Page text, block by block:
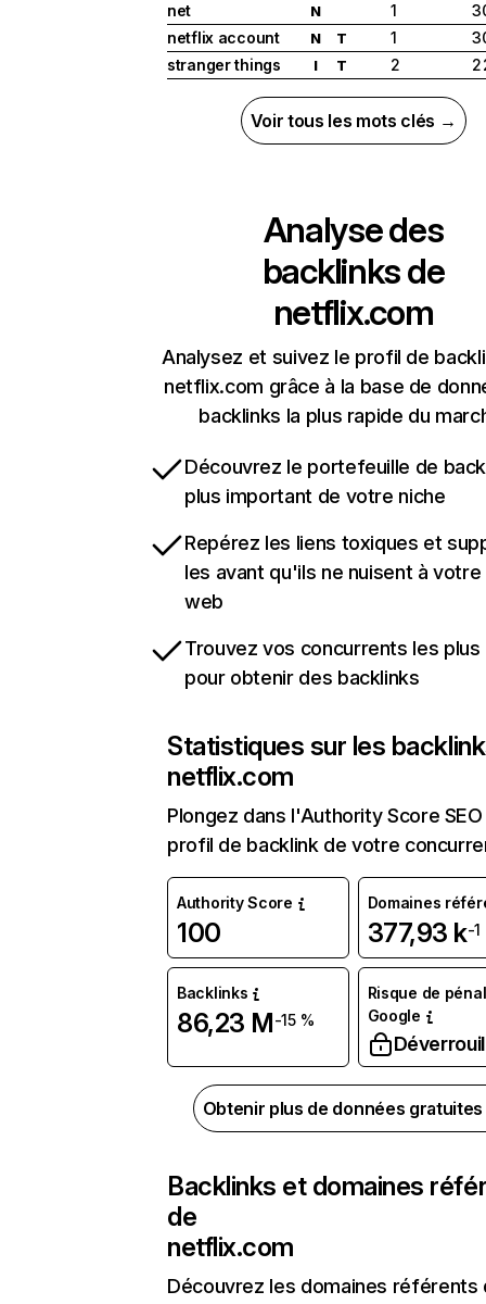
net
N 1
netflix account
N T 1
stranger things
I T 2 2
Voir tous les mots clés →
Analyse des
backlinks de
netflix.com
Analysez et suivez le profil de
netflix.com grâce à la base de
backlinks la plus rapide du
Découvrez le portefeuille de
plus important de votre niche
Repérez les liens toxiques et
les avant qu'ils ne nuisent à
web
Trouvez vos concurrents les
pour obtenir des backlinks
Statistiques sur les
netflix.com
Plongez dans l'Authority Score
profil de backlink de votre
Authority Score
100
Domaines
377,93 k-1
Backlinks
86,23 M-15 %
Risque de
Google
Obtenir plus de données
Backlinks et domaines
de
netflix.com
Découvrez les domaines référents